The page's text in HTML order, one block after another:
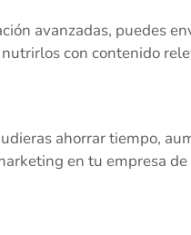
avanzadas, puedes
con contenido
ahorrar tiempo,
en tu empresa